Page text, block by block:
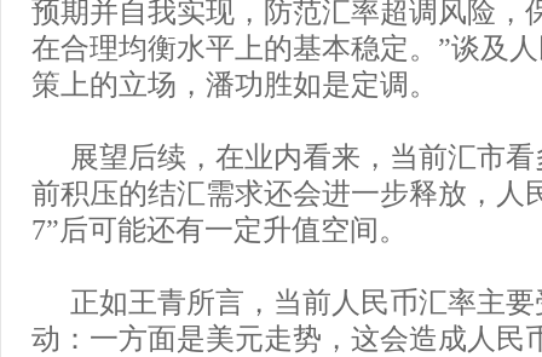
预期并自我实现，防范汇率超调风险，
在合理均衡水平上的基本稳定。”谈及
策上的立场，潘功胜如是定调。
展望后续，在业内看来，当前汇市
前积压的结汇需求还会进一步释放，人
7”后可能还有一定升值空间。
正如王青所言，当前人民币汇率主
动：一方面是美元走势，这会造成人民